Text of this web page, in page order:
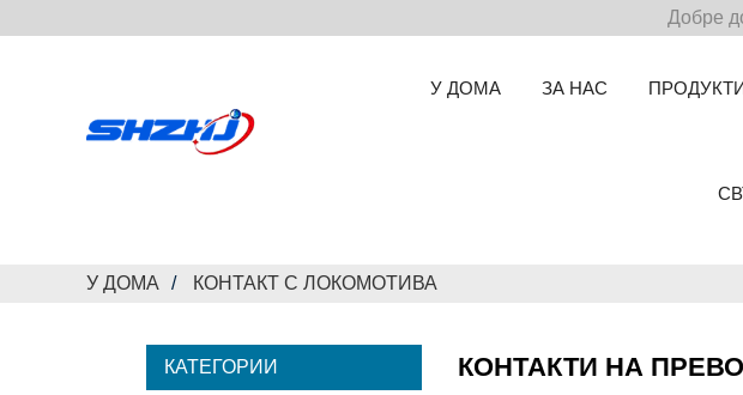
Добре
У ДОМА ЗА НАС
У ДОМА КОНТАКТ С ЛОКОМОТИВА
КАТЕГОРИИ КОНТАКТИ НА